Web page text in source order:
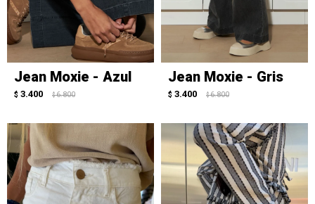
Jean Moxie - Azul
$ 3.400 $ 6.800
Jean Moxie - Gris
$ 3.400 $ 6.800